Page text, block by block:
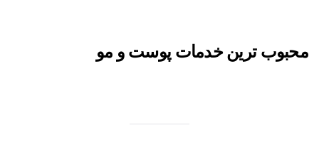
محبوب ترین خدمات پوست و مو